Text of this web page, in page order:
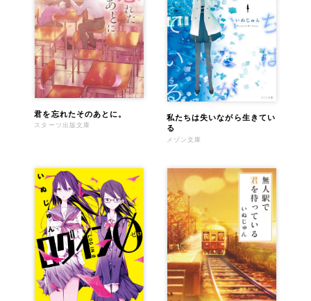
君を忘れたそのあとに。
スターツ出版文庫
私たちは失いながら生きてい
る
メゾン文庫